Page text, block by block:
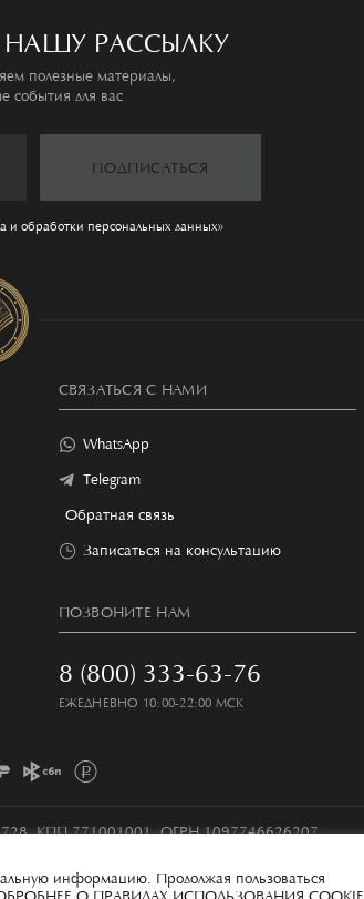
информацию. Продолжая пользоваться
РАССЫЛКУ
полезные материалы,
события для вас
ПОДПИСАТЬСЯ
и обработки персональных данных»
СВЯЗАТЬСЯ С НАМИ
WhatsApp
Telegram
Обратная связь
Записаться на консультацию
ПОЗВОНИТЕ НАМ
8 (800) 333-63-76
ЕЖЕДНЕВНО 10:00-22:00 МСК
КПП 771001001, ОГРН 1097746626207